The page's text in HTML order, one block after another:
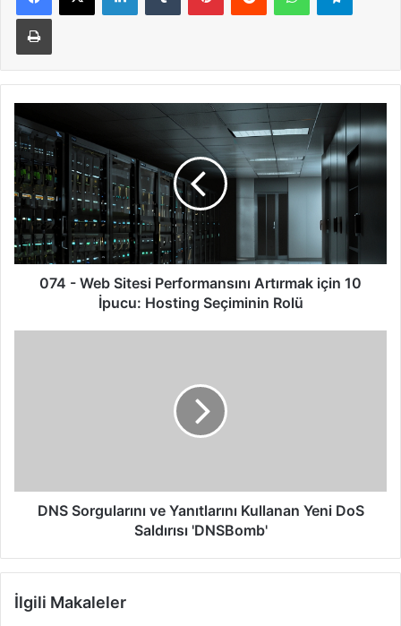
Yazdır
-
Web
Sitesi
Performansını
Artırmak
için
10
İpucu:
Hosting074 - Web Sitesi Performansını Artırmak için 10
İpucu: Hosting Seçiminin Rolü
'DNSBomb'
DNS Sorgularını ve Yanıtlarını Kullanan Yeni DoS
Saldırısı 'DNSBomb'
İlgili Makaleler